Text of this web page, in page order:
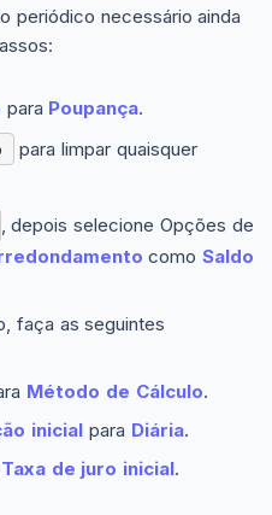
periódico necessário ainda
para Poupança.
para limpar quaisquer
, depois selecione Opções de
comoSaldo
faça as seguintes
Método de Cálculo.
inicial para Diária.
Taxa de juro inicial.